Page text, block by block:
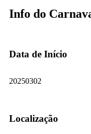
Info do
Data de Início
20250302
Localização